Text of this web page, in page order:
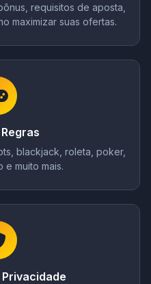
requisitos de aposta,
maximizar suas ofertas.
blackjack, roleta, poker,
e muito mais.